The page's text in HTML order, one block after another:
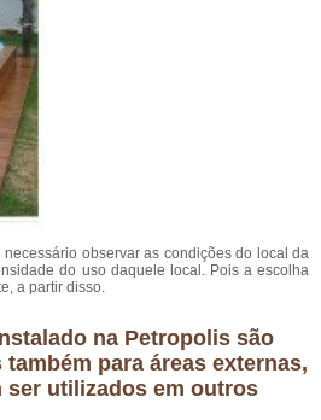
observar as condições do local da
do uso daquele local. Pois a escolha
a partir disso.
na Petropolis são
para áreas externas,
ser utilizados em outros